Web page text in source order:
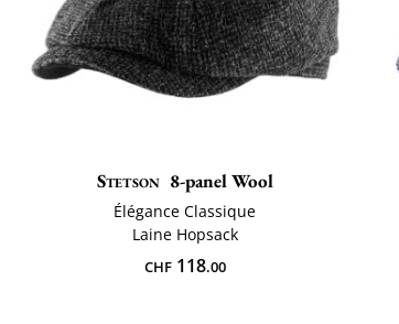
Stetson 8-panel Wool
Élégance Classique
Laine Hopsack
CHF118.00